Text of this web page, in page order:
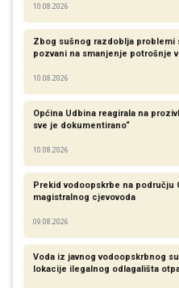
10.08.2026
Zbog sušnog razdoblja problemi
pozvani na smanjenje potrošnje
10.08.2026
Općina Udbina reagirala na
sve je dokumentirano“
10.08.2026
Prekid vodoopskrbe na području
magistralnog cjevovoda
09.08.2026
Voda iz javnog vodoopskrbnog
lokacije ilegalnog odlagališta